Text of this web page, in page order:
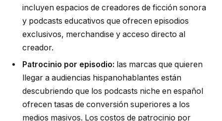
incluyen espacios de creadores de ficción sonora
y podcasts educativos que ofrecen episodios
exclusivos, merchandise y acceso directo al
creador.
Patrocinio por episodio: las marcas que quieren
llegar a audiencias hispanohablantes están
descubriendo que los podcasts niche en español
ofrecen tasas de conversión superiores a los
medios masivos. Los costos de patrocinio por